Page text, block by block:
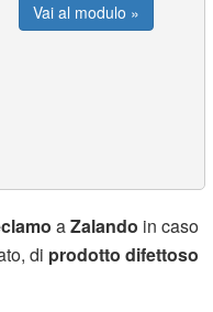
Vai al modulo »
aZalando in caso
di prodotto difettoso